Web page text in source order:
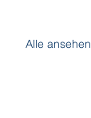
Alle ansehen